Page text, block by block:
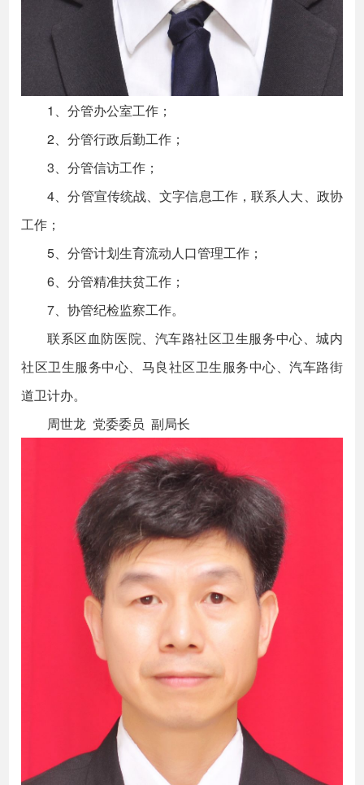
1、分管办公室工作；
2、分管行政后勤工作；
3、分管信访工作；
4、分管宣传统战、文字信息工作，联系人大、政协
工作；
5、分管计划生育流动人口管理工作；
6、分管精准扶贫工作；
7、协管纪检监察工作。
联系区血防医院、汽车路社区卫生服务中心、城内
社区卫生服务中心、马良社区卫生服务中心、汽车路街
道卫计办。
周世龙 党委委员 副局长